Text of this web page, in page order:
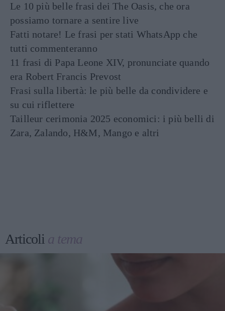
Le 10 più belle frasi dei The Oasis, che ora
possiamo tornare a sentire live
Fatti notare! Le frasi per stati WhatsApp che
tutti commenteranno
11 frasi di Papa Leone XIV, pronunciate quando
era Robert Francis Prevost
Frasi sulla libertà: le più belle da condividere e
su cui riflettere
Tailleur cerimonia 2025 economici: i più belli di
Zara, Zalando, H&M, Mango e altri
Articoli a tema